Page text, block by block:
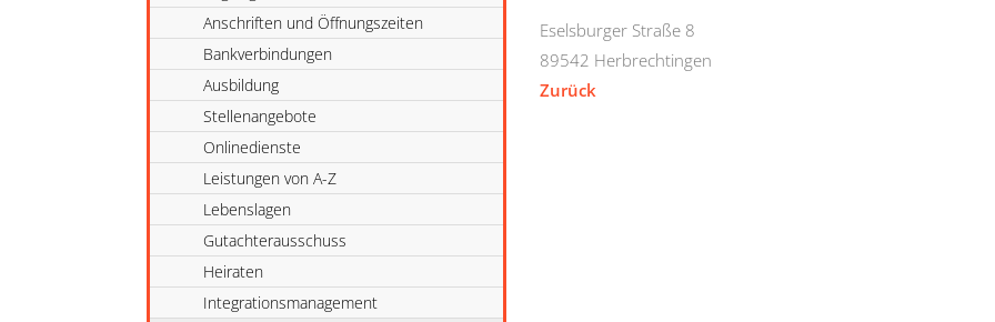
Anschriften und Öffnungszeiten
Bankverbindungen
Ausbildung
Stellenangebote
Onlinedienste
Leistungen von A-Z
Lebenslagen
Gutachterausschuss
Heiraten
Integrationsmanagement
Eselsburger Straße 8
89542 Herbrechtingen
Zurück